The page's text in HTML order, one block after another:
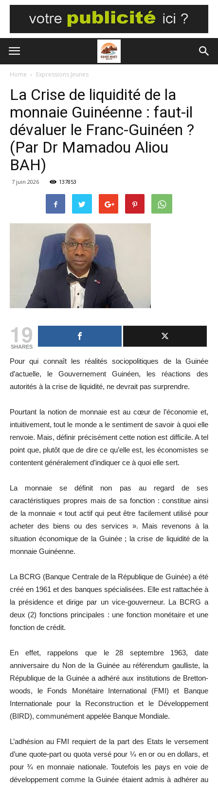
Home Expressions Jeunes
La Crise de liquidité de la
monnaie Guinéenne : faut-il
dévaluer le Franc-Guinéen ?
(Par Dr Mamadou Aliou
BAH)
7 juin 2026 137853
19
SHARES
Pour qui connaît les réalités sociopolitiques de la Guinée
d’actuelle, le Gouvernement Guinéen, les réactions des
autorités à la crise de liquidité, ne devrait pas surprendre.
Pourtant la notion de monnaie est au cœur de l’économie et,
intuitivement, tout le monde a le sentiment de savoir à quoi elle
renvoie. Mais, définir précisément cette notion est difficile. A tel
point que, plutôt que de dire ce qu’elle est, les économistes se
contentent généralement d’indiquer ce à quoi elle sert.
La monnaie se définit non pas au regard de ses
caractéristiques propres mais de sa fonction : constitue ainsi
de la monnaie « tout actif qui peut être facilement utilisé pour
acheter des biens ou des services ». Mais revenons à la
situation économique de la Guinée ; la crise de liquidité de la
monnaie Guinéenne.
La BCRG (Banque Centrale de la République de Guinée) a été
créé en 1961 et des banques spécialisées. Elle est rattachée à
la présidence et dirige par un vice-gouverneur. La BCRG a
deux (2) fonctions principales : une fonction monétaire et une
fonction de crédit.
En effet, rappelons que le 28 septembre 1963, date
anniversaire du Non de la Guinée au référendum gaulliste, la
République de la Guinée a adhéré aux institutions de Bretton-
woods, le Fonds Monétaire International (FMI) et Banque
Internationale pour la Reconstruction et le Développement
(BIRD), communément appelée Banque Mondiale.
L’adhésion au FMI requiert de la part des Etats le versement
d’une quote-part ou quota versé pour ¼ en or ou en dollars, et
pour ¾ en monnaie nationale. Toutefois les pays en voie de
développement comme la Guinée étaient admis à adhérer au